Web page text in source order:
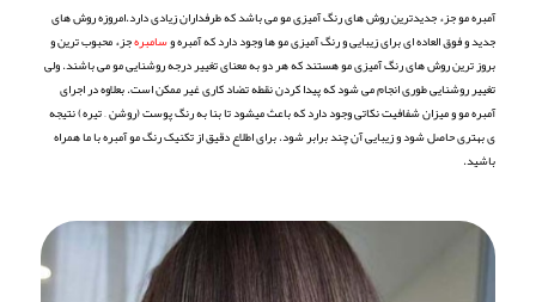
آمبره مو جزء جدیدترین روش های رنگ آمیزی مو می باشد که طرفداران زیادی دارد.امروزه روش های
جدید و فوق العاده ای برای زیبایی و رنگ آمیزی مو ها وجود دارد که آمبره وسامبرهجزء محبوب ترین و
بروز ترین روش های رنگ آمیزی مو هستند که هر دو به معنای تغییر درجه روشنایی مو می باشند. ولی
تغییر روشنایی طوری انجام می شود که پیدا کردن نقطه تضاد کاری غیر ممکن است. بعلاوه در اجرای
آمبره مو و میزان شفافیت نکاتی وجود دارد که باعث میشود تا بنا به رنگ پوست (روشن – تیره) نتیجه
ی بهتری حاصل شود و زیبایی آن چند برابر شود. برای اطلاع دقیق از تکنیک رنگ مو آمبره با ما همراه
باشید.